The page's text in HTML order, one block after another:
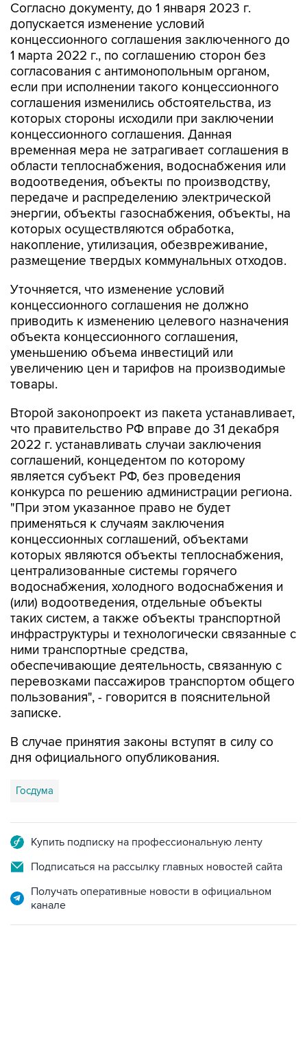
Согласно документу, до 1 января 2023 г.
допускается изменение условий
концессионного соглашения заключенного до
1 марта 2022 г., по соглашению сторон без
согласования с антимонопольным органом,
если при исполнении такого концессионного
соглашения изменились обстоятельства, из
которых стороны исходили при заключении
концессионного соглашения. Данная
временная мера не затрагивает соглашения в
области теплоснабжения, водоснабжения или
водоотведения, объекты по производству,
передаче и распределению электрической
энергии, объекты газоснабжения, объекты, на
которых осуществляются обработка,
накопление, утилизация, обезвреживание,
размещение твердых коммунальных отходов.
Уточняется, что изменение условий
концессионного соглашения не должно
приводить к изменению целевого назначения
объекта концессионного соглашения,
уменьшению объема инвестиций или
увеличению цен и тарифов на производимые
товары.
Второй законопроект из пакета устанавливает,
что правительство РФ вправе до 31 декабря
2022 г. устанавливать случаи заключения
соглашений, концедентом по которому
является субъект РФ, без проведения
конкурса по решению администрации региона.
"При этом указанное право не будет
применяться к случаям заключения
концессионных соглашений, объектами
которых являются объекты теплоснабжения,
централизованные системы горячего
водоснабжения, холодного водоснабжения и
(или) водоотведения, отдельные объекты
таких систем, а также объекты транспортной
инфраструктуры и технологически связанные с
ними транспортные средства,
обеспечивающие деятельность, связанную с
перевозками пассажиров транспортом общего
пользования", - говорится в пояснительной
записке.
В случае принятия законы вступят в силу со
дня официального опубликования.
Госдума
Купить подписку на профессиональную ленту
Подписаться на рассылку главных новостей сайта
Получать оперативные новости в официальном
канале